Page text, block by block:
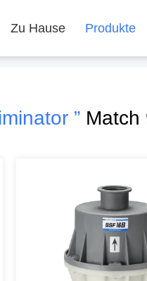
Zu Hause Produkte
” Match